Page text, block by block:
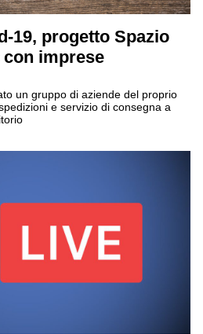
19, progetto Spazio
imprese
un gruppo di aziende del proprio
e servizio di consegna a